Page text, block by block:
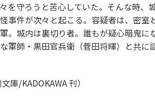
を守ろうと苦心していた。そんな時、
事件が次々と起こる。容疑者は、密室
。城内は裏切り者。誰もが疑心暗鬼に
軍師・黒田官兵衛（菅田将暉）と共に
庫/KADOKAWA 刊）